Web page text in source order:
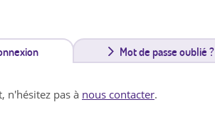
n
Mot de passe oublié ?
n'hésitez pas à nous contacter.